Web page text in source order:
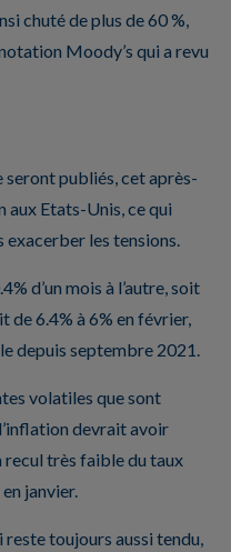
chuté de plus de 60 %,
Moody’s qui a revu
seront publiés, cet après-
aux Etats-Unis, ce qui
exacerber les tensions.
d’un mois à l’autre, soit
de 6.4% à 6% en février,
depuis septembre 2021.
volatiles que sont
devrait avoir
recul très faible du taux
janvier.
toujours aussi tendu,